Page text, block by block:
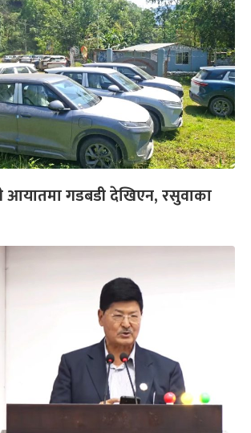
आयातमा गडबडी देखिएन, रसुवाका